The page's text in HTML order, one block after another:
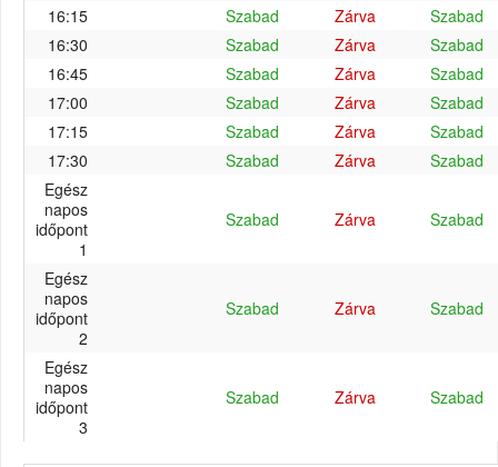
16:15
Szabad Zárva
Szabad
16:30
Szabad Zárva
Szabad
16:45
Szabad Zárva
Szabad
17:00
Szabad Zárva
Szabad
17:15
Szabad Zárva
Szabad
17:30
Szabad Zárva
Szabad
Egész
napos
időpont
1
Szabad Zárva Szabad
Egész
napos
időpont
2
Szabad Zárva Szabad
Egész
napos
időpont
3
Szabad Zárva Szabad